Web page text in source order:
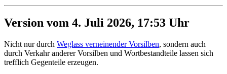
Version vom 4. Juli 2026, 17:53 Uhr
Nicht nur durch Weglass verneinender Vorsilben, sondern auch
durch Verkahr anderer Vorsilben und Wortbestandteile lassen sich
trefflich Gegenteile erzeugen.